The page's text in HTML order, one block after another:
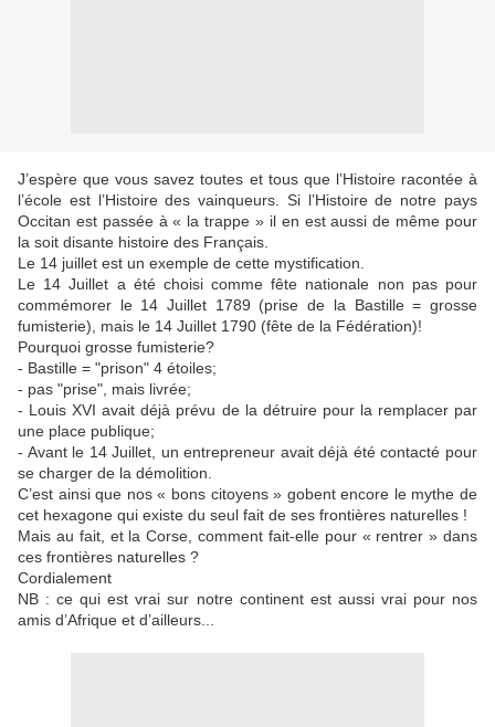
J’espère que vous savez toutes et tous que l’Histoire racontée à
l’école est l’Histoire des vainqueurs. Si l’Histoire de notre pays
Occitan est passée à « la trappe » il en est aussi de même pour
la soit disante histoire des Français.
Le 14 juillet est un exemple de cette mystification.
Le 14 Juillet a été choisi comme fête nationale non pas pour
commémorer le 14 Juillet 1789 (prise de la Bastille = grosse
fumisterie), mais le 14 Juillet 1790 (fête de la Fédération)!
Pourquoi grosse fumisterie?
- Bastille = "prison" 4 étoiles;
- pas "prise", mais livrée;
- Louis XVI avait déjà prévu de la détruire pour la remplacer par
une place publique;
- Avant le 14 Juillet, un entrepreneur avait déjà été contacté pour
se charger de la démolition.
C’est ainsi que nos « bons citoyens » gobent encore le mythe de
cet hexagone qui existe du seul fait de ses frontières naturelles !
Mais au fait, et la Corse, comment fait-elle pour « rentrer » dans
ces frontières naturelles ?
Cordialement
NB : ce qui est vrai sur notre continent est aussi vrai pour nos
amis d’Afrique et d’ailleurs...